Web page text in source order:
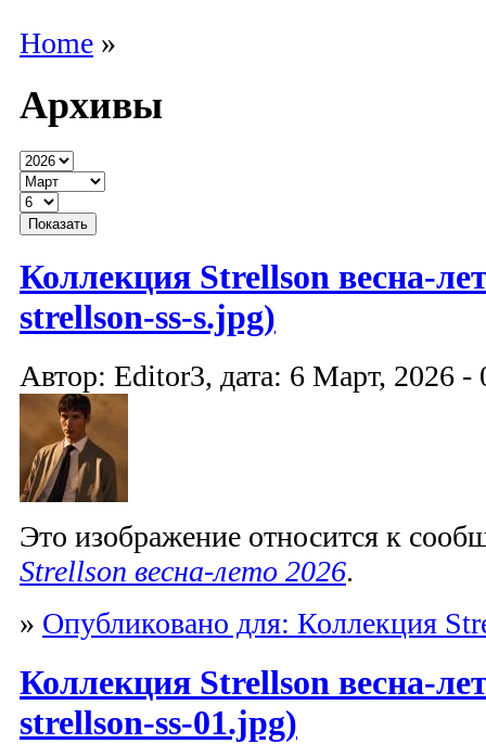
Home »
Архивы
Коллекция Strellson весна-
strellson-ss-s.jpg)
Автор: Editor3, дата: 6 Март, 2026 -
Это изображение относится к
Strellson весна-лето 2026.
» Опубликовано для: Коллекция
Коллекция Strellson весна-
strellson-ss-01.jpg)